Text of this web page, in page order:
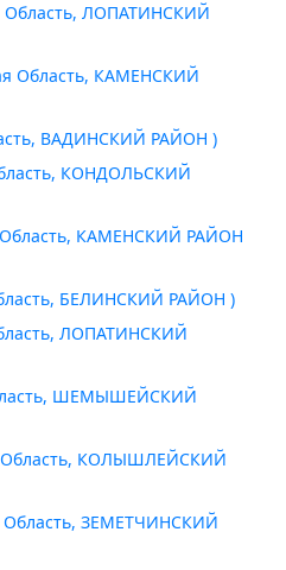
Область, ЛОПАТИНСКИЙ
Область, КАМЕНСКИЙ
ВАДИНСКИЙ РАЙОН )
КОНДОЛЬСКИЙ
Область, КАМЕНСКИЙ РАЙОН
БЕЛИНСКИЙ РАЙОН )
ЛОПАТИНСКИЙ
ШЕМЫШЕЙСКИЙ
Область, КОЛЫШЛЕЙСКИЙ
Область, ЗЕМЕТЧИНСКИЙ